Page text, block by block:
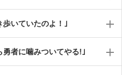
歩いていたのよ！｣
勇者に噛みついてやる!｣